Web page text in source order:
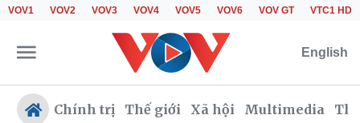
VOV1 VOV2 VOV3 VOV4 VOV5 VOV6 VOV GT VTC1 HD
English
Chính trị Thế giới Xã hội Multimedia